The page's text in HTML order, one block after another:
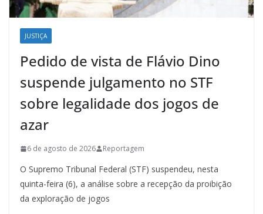
JUSTIÇA
Pedido de vista de Flávio Dino
suspende julgamento no STF
sobre legalidade dos jogos de
azar
6 de agosto de 2026 Reportagem
O Supremo Tribunal Federal (STF) suspendeu, nesta
quinta-feira (6), a análise sobre a recepção da proibição
da exploração de jogos